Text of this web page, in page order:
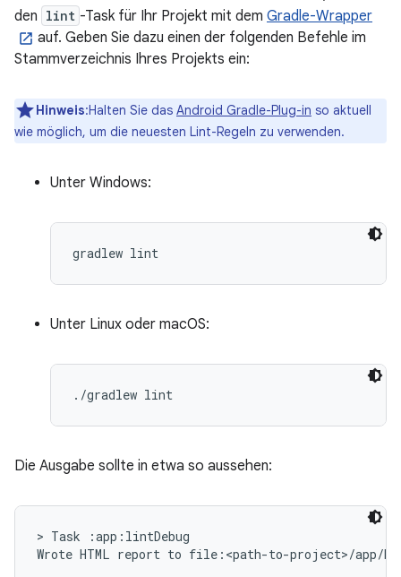
den lint -Task für Ihr Projekt mit dem Gradle-Wrapper
auf. Geben Sie dazu einen der folgenden Befehle im
Stammverzeichnis Ihres Projekts ein:
Hinweis:Halten Sie das Android Gradle-Plug-in so aktuell
wie möglich, um die neuesten Lint-Regeln zu verwenden.
Unter Windows:
Unter Linux oder macOS:
Die Ausgabe sollte in etwa so aussehen:
> Task :app:lintDebug